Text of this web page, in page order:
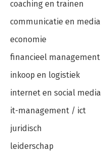
coaching en trainen
communicatie en media
economie
financieel management
inkoop en logistiek
internet en social media
it-management / ict
juridisch
leiderschap